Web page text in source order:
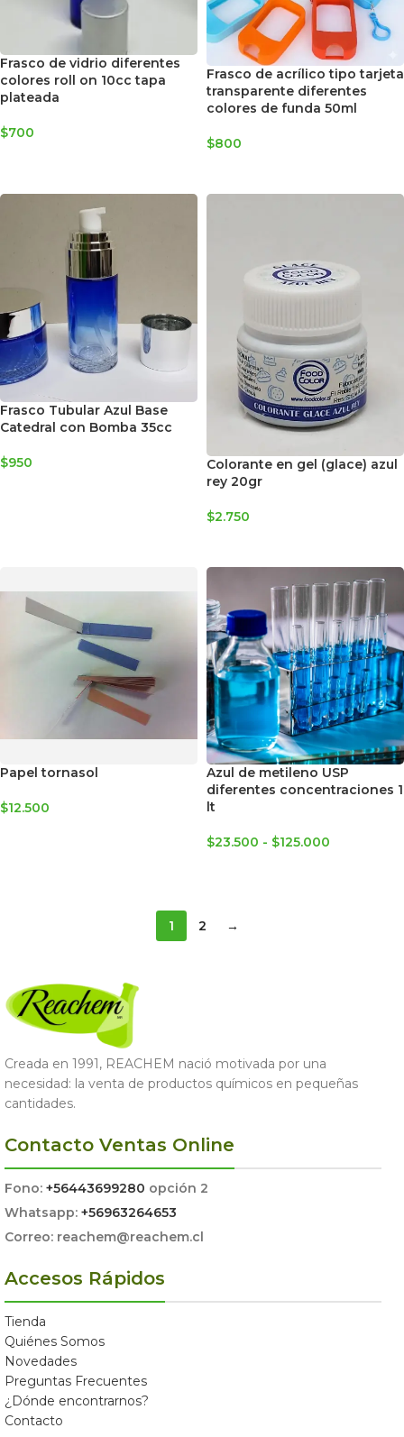
Frasco de vidrio diferentes
colores roll on 10cc tapa
plateada
$700
Frasco de acrílico tipo tarjeta
transparente diferentes
colores de funda 50ml
$800
Frasco Tubular Azul Base
Catedral con Bomba 35cc
$950
Colorante en gel (glace) azul
rey 20gr
$2.750
Papel tornasol
$12.500
Azul de metileno USP
diferentes concentraciones 1
lt
$23.500 - $125.000
1 2 →
Creada en 1991, REACHEM nació motivada por una
necesidad: la venta de productos químicos en pequeñas
cantidades.
Contacto Ventas Online
Fono: +56443699280 opción 2
Whatsapp: +56963264653
Correo: reachem@reachem.cl
Accesos Rápidos
Tienda
Quiénes Somos
Novedades
Preguntas Frecuentes
¿Dónde encontrarnos?
Contacto